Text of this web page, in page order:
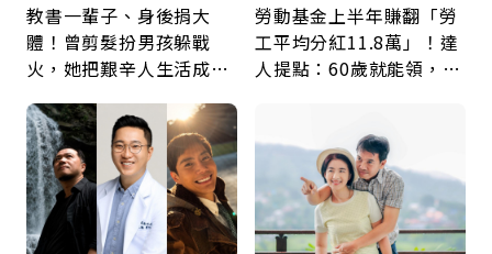
教書一輩子、身後捐大
體！曾剪髮扮男孩躲戰
火，她把艱辛人生活成風
福
勞動基金上半年賺翻「勞
工平均分紅11.8萬」！達
人提點：60歲就能領，重